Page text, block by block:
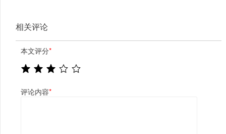
相关评论
本文评分*
评论内容*